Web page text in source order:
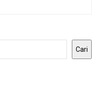
Cari